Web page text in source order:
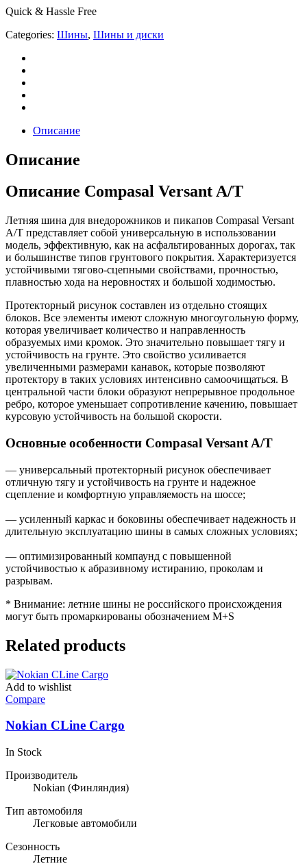
Quick & Hassle Free
Categories: Шины, Шины и диски
Описание
Описание
Описание Compasal Versant A/T
Летняя шина для внедорожников и пикапов Compasal Versant
A/T представляет собой универсальную в использовании
модель, эффективную, как на асфальтированных дорогах, так
и большинстве типов грунтового покрытия. Характеризуется
устойчивыми тягово-сцепными свойствами, прочностью,
плавностью хода на неровностях и большой ходимостью.
Протекторный рисунок составлен из отдельно стоящих
блоков. Все элементы имеют сложную многоугольную форму,
которая увеличивает количество и направленность
образуемых ими кромок. Это значительно повышает тягу и
устойчивость на грунте. Это свойство усиливается
увеличенными размерами канавок, которые позволяют
протектору в таких условиях интенсивно самоочищаться. В
центральной части блоки образуют непрерывное продольное
ребро, которое уменьшает сопротивление качению, повышает
курсовую устойчивость на большой скорости.
Основные особенности Compasal Versant A/T
— универсальный протекторный рисунок обеспечивает
отличную тягу и устойчивость на грунте и надежное
сцепление и комфортную управляемость на шоссе;
— усиленный каркас и боковины обеспечивает надежность и
длительную эксплуатацию шины в самых сложных условиях;
— оптимизированный компаунд с повышенной
устойчивостью к абразивному истиранию, проколам и
разрывам.
* Внимание: летние шины не российского происхождения
могут быть промаркированы обозначением M+S
Related products
Add to wishlist
Compare
Nokian CLine Cargo
In Stock
Производитель
Nokian (Финляндия)
Тип автомобиля
Легковые автомобили
Сезонность
Летние